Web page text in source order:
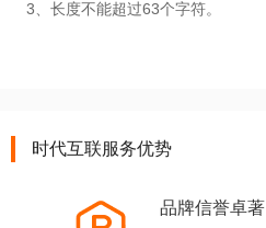
3、长度不能超过63个字符。
时代互联服务优势
品牌信誉卓著